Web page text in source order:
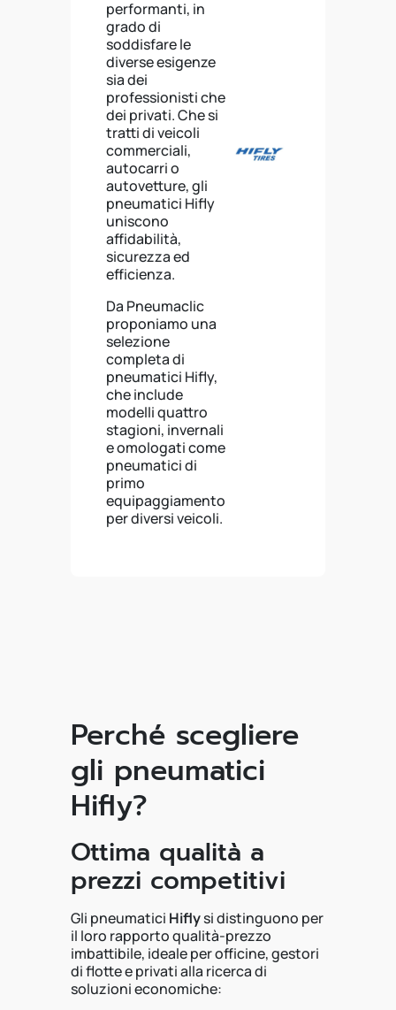
performanti, in
grado di
soddisfare le
diverse esigenze
sia dei
professionisti che
dei privati. Che si
tratti di veicoli
commerciali,
autocarri o
autovetture, gli
pneumatici Hifly
uniscono
affidabilità,
sicurezza ed
efficienza.
Da Pneumaclic
proponiamo una
selezione
completa di
pneumatici Hifly,
che include
modelli quattro
stagioni, invernali
e omologati come
pneumatici di
primo
equipaggiamento
per diversi veicoli.
Perché scegliere
gli pneumatici
Hifly?
Ottima qualità a
prezzi competitivi
Gli pneumatici Hiflysi distinguono per
il loro rapporto qualità-prezzo
imbattibile, ideale per officine, gestori
di flotte e privati alla ricerca di
soluzioni economiche: